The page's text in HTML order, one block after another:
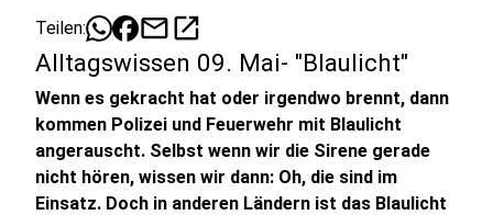
Teilen: mailopen_in_new
Alltagswissen 09. Mai- "Blaulicht"
Wenn es gekracht hat oder irgendwo brennt, dann
kommen Polizei und Feuerwehr mit Blaulicht
angerauscht. Selbst wenn wir die Sirene gerade
nicht hören, wissen wir dann: Oh, die sind im
Einsatz. Doch in anderen Ländern ist das Blaulicht